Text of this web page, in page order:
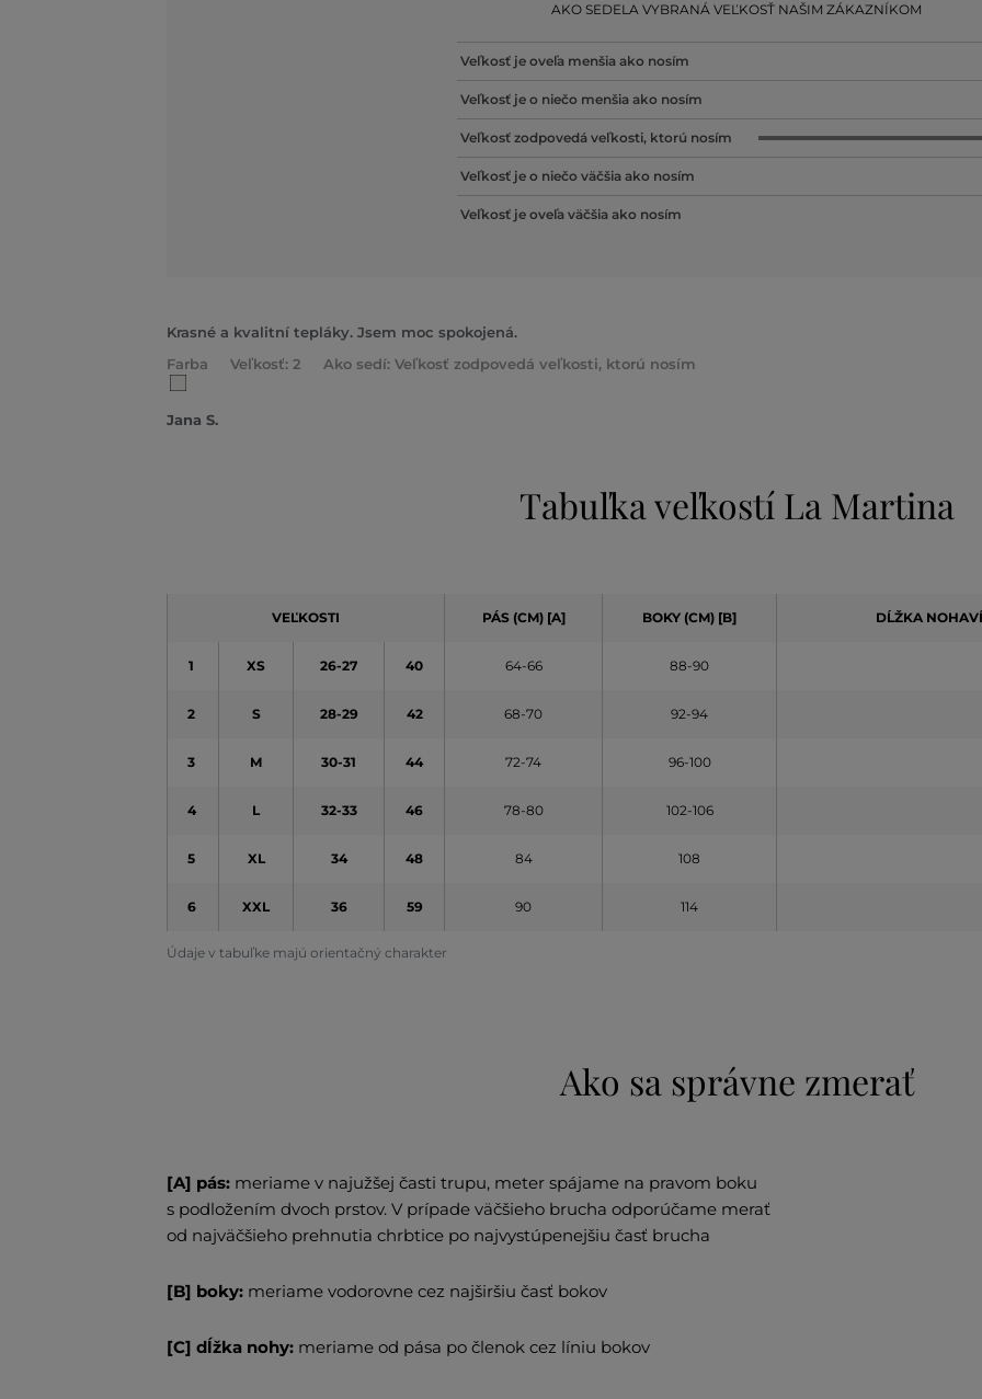
AKO SEDELA VYBRANÁ VEĽKOSŤ NAŠIM ZÁKAZNÍKOM
Veľkosť je oveľa menšia ako nosím
Veľkosť je o niečo menšia ako nosím
Veľkosť zodpovedá veľkosti, ktorú nosím
Veľkosť je o niečo väčšia ako nosím
Veľkosť je oveľa väčšia ako nosím
Krasné a kvalitní tepláky. Jsem moc spokojená.
Farba
Veľkosť: 2 Ako sedí: Veľkosť zodpovedá veľkosti, ktorú nosím
Jana S.
Tabuľka veľkostí La Martina
Údaje v tabuľke majú orientačný charakter
VEĽKOSTI PÁS (CM) [A] BOKY (CM) [B] DĹŽKA
1 XS 26-27 40 64-66 88-90
2 S 28-29 42 68-70 92-94
3 M 30-31 44 72-74 96-100
4 L 32-33 46 78-80 102-106
5 XL 34 48 84 108
6 XXL 36 59 90 114
Ako sa správne zmerať
[A] pás: meriame v najužšej časti trupu, meter spájame na pravom boku
s podložením dvoch prstov. V prípade väčšieho brucha odporúčame merať
od najväčšieho prehnutia chrbtice po najvystúpenejšiu časť brucha
[B] boky: meriame vodorovne cez najširšiu časť bokov
[C] dĺžka nohy: meriame od pása po členok cez líniu bokov